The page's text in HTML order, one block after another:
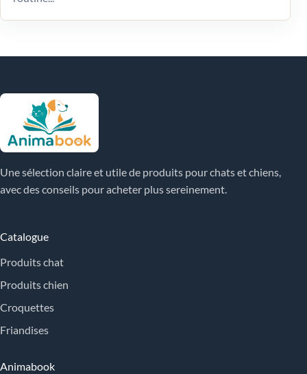
Une sélection claire et utile de produits pour chats et chiens,
avec des conseils pour acheter plus sereinement.
Catalogue
Produits chat
Produits chien
Croquettes
Friandises
Animabook